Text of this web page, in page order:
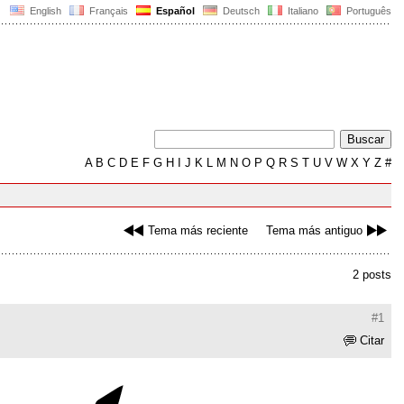
English Français Español Deutsch Italiano Português
AB C D E F G H J K L M N O P Q R S T U V W X Y Z #
Tema más reciente Tema más antiguo
2 posts
#1
Citar